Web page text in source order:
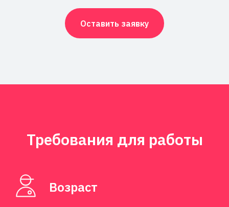
Оставить заявку
Требования для работы
Возраст